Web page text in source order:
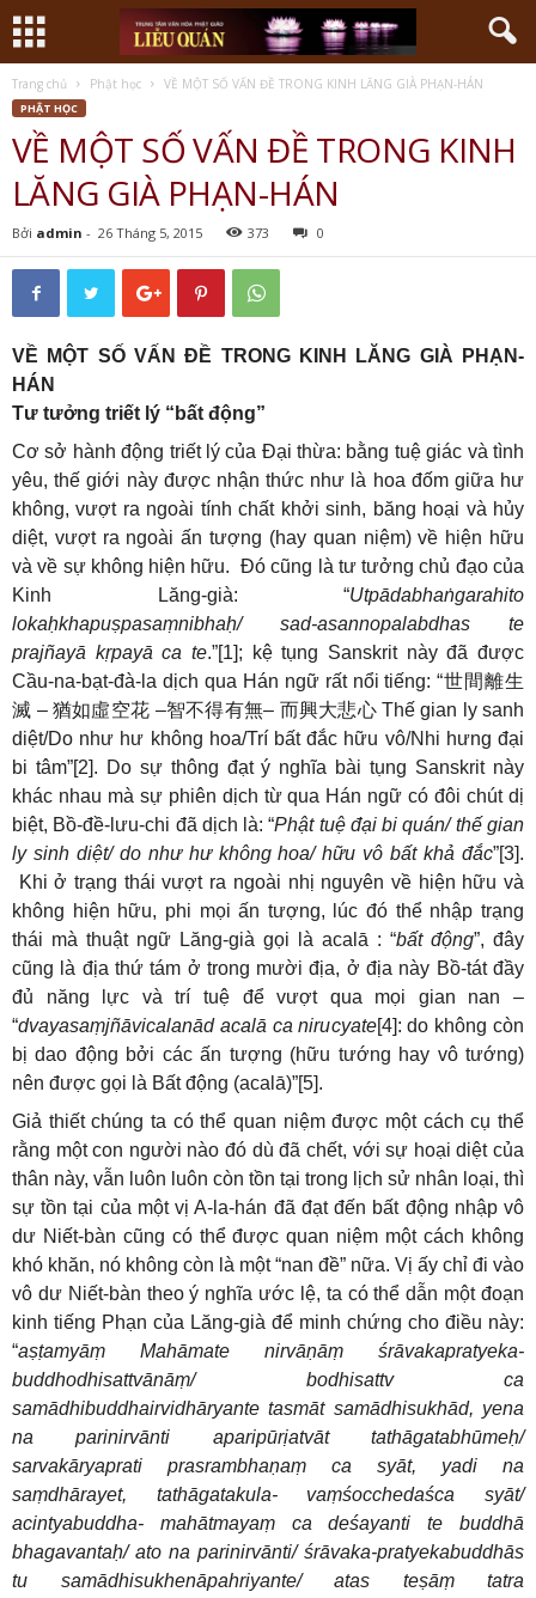
Trang chủ Phật học VỀ MỘT SỐ VẤN ĐỀ TRONG KINH LĂNG GIÀ PHẠN-HÁN
PHẬT HỌC
VỀ MỘT SỐ VẤN ĐỀ TRONG KINH
LĂNG GIÀ PHẠN-HÁN
Bởi admin - 26 Tháng 5, 2015 373 0
VỀ MỘT SỐ VẤN ĐỀ TRONG KINH LĂNG GIÀ PHẠN-
HÁN
Tư tưởng triết lý “bất động”
Cơ sở hành động triết lý của Đại thừa: bằng tuệ giác và tình
yêu, thế giới này được nhận thức như là hoa đốm giữa hư
không, vượt ra ngoài tính chất khởi sinh, băng hoại và hủy
diệt, vượt ra ngoài ấn tượng (hay quan niệm) về hiện hữu
và về sự không hiện hữu. Đó cũng là tư tưởng chủ đạo của
Kinh Lăng-già: “Utpādabhaṅgarahito
lokaḥkhapuṣpasaṃnibhaḥ/ sad-asannopalabdhas te
prajñayā kṛpayā ca te.”[1]; kệ tụng Sanskrit này đã được
Cầu-na-bạt-đà-la dịch qua Hán ngữ rất nổi tiếng: “世間離生
滅 – 猶如虛空花 –智不得有無– 而興大悲心Thế gian ly sanh
diệt/Do như hư không hoa/Trí bất đắc hữu vô/Nhi hưng đại
bi tâm”[2]. Do sự thông đạt ý nghĩa bài tụng Sanskrit này
khác nhau mà sự phiên dịch từ qua Hán ngữ có đôi chút dị
biệt, Bồ-đề-lưu-chi đã dịch là: “Phật tuệ đại bi quán/ thế gian
ly sinh diệt/ do như hư không hoa/ hữu vô bất khả đắc”[3].
Khi ở trạng thái vượt ra ngoài nhị nguyên về hiện hữu và
không hiện hữu, phi mọi ấn tượng, lúc đó thể nhập trạng
thái mà thuật ngữ Lăng-già gọi là acalā : “bất động”, đây
cũng là địa thứ tám ở trong mười địa, ở địa này Bồ-tát đầy
đủ năng lực và trí tuệ để vượt qua mọi gian nan –
“dvayasaṃjñāvicalanād acalā ca nirucyate[4]: do không còn
bị dao động bởi các ấn tượng (hữu tướng hay vô tướng)
nên được gọi là Bất động (acalā)”[5].
Giả thiết chúng ta có thể quan niệm được một cách cụ thể
rằng một con người nào đó dù đã chết, với sự hoại diệt của
thân này, vẫn luôn luôn còn tồn tại trong lịch sử nhân loại, thì
sự tồn tại của một vị A-la-hán đã đạt đến bất động nhập vô
dư Niết-bàn cũng có thể được quan niệm một cách không
khó khăn, nó không còn là một “nan đề” nữa. Vị ấy chỉ đi vào
vô dư Niết-bàn theo ý nghĩa ước lệ, ta có thể dẫn một đoạn
kinh tiếng Phạn của Lăng-già để minh chứng cho điều này:
“aṣṭamyāṃ Mahāmate nirvāṇāṃ śrāvakapratyeka-
buddhodhisattvānāṃ/ bodhisattv ca
samādhibuddhairvidhāryante tasmāt samādhisukhād, yena
na parinirvānti aparipūrịatvāt tathāgatabhūmeḥ/
sarvakāryaprati prasrambhaṇaṃ ca syāt, yadi na
saṃdhārayet, tathāgatakula- vaṃśocchedaśca syāt/
acintyabuddha- mahātmayaṃ ca deśayanti te buddhā
bhagavantaḥ/ ato na parinirvānti/ śrāvaka-pratyekabuddhās
tu samādhisukhenāpahriyante/ atas teṣāṃ tatra